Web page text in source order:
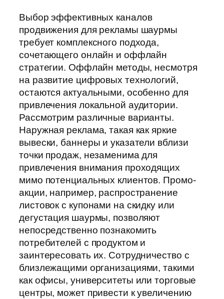
Выбор эффективных каналов
продвижения для рекламы шаурмы
требует комплексного подхода,
сочетающего онлайн и оффлайн
стратегии. Оффлайн методы, несмотря
на развитие цифровых технологий,
остаются актуальными, особенно для
привлечения локальной аудитории.
Рассмотрим различные варианты.
Наружная реклама, такая как яркие
вывески, баннеры и указатели вблизи
точки продаж, незаменима для
привлечения внимания проходящих
мимо потенциальных клиентов. Промо-
акции, например, распространение
листовок с купонами на скидку или
дегустация шаурмы, позволяют
непосредственно познакомить
потребителей с продуктом и
заинтересовать их. Сотрудничество с
близлежащими организациями, такими
как офисы, университеты или торговые
центры, может привести к увеличению